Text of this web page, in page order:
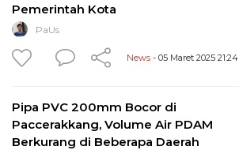
Pemerintah Kota
PaUs
News - 05 Maret 2025 21:24
Pipa PVC 200mm Bocor di
Paccerakkang, Volume Air PDAM
Berkurang di Beberapa Daerah